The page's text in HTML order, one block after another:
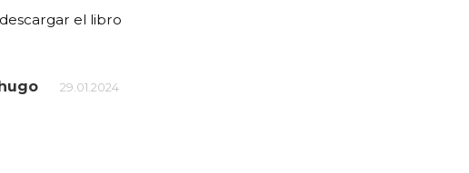
el libro
29.01.2024